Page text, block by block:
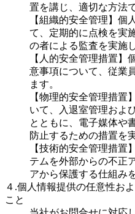
置を講じ、適切な方法
【組織的安全管理】個
て、定期的に点検を実
の者による監査を実施
【人的安全管理措置】
意事項について、従業
ます。
【物理的安全管理措置
いて、入退室管理およ
とともに、電子媒体や
防止するための措置を
【技術的安全管理措置
テムを外部からの不正
アから保護する仕組み
４.個人情報提供の任意性お
こと